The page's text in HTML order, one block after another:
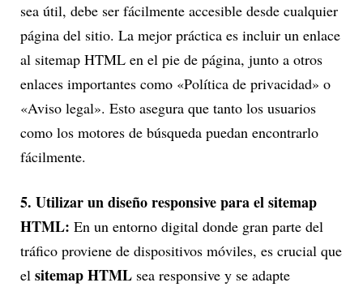
sea útil, debe ser fácilmente accesible desde cualquier
página del sitio. La mejor práctica es incluir un enlace
al sitemap HTML en el pie de página, junto a otros
enlaces importantes como «Política de privacidad» o
«Aviso legal». Esto asegura que tanto los usuarios
como los motores de búsqueda puedan encontrarlo
fácilmente.
5. Utilizar un diseño responsive para el sitemap
HTML: En un entorno digital donde gran parte del
tráfico proviene de dispositivos móviles, es crucial que
el sitemap HTML sea responsive y se adapte